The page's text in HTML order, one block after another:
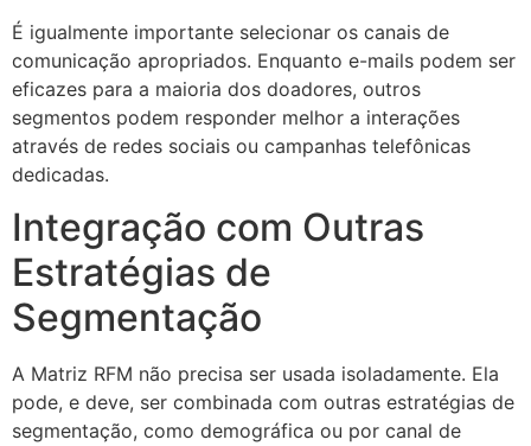
É igualmente importante selecionar os canais de
comunicação apropriados. Enquanto e-mails podem ser
eficazes para a maioria dos doadores, outros
segmentos podem responder melhor a interações
através de redes sociais ou campanhas telefônicas
dedicadas.
Integração com Outras
Estratégias de
Segmentação
A Matriz RFM não precisa ser usada isoladamente. Ela
pode, e deve, ser combinada com outras estratégias de
segmentação, como demográfica ou por canal de